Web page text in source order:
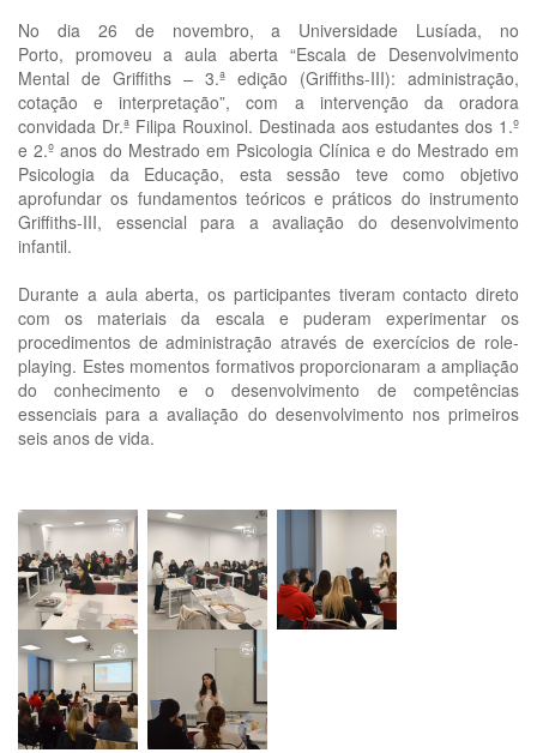
No dia 26 de novembro, a Universidade Lusíada, no
Porto, promoveu a aula aberta “Escala de Desenvolvimento
Mental de Griffiths – 3.ª edição (Griffiths-III): administração,
cotação e interpretação”, com a intervenção da oradora
convidada Dr.ª Filipa Rouxinol. Destinada aos estudantes dos 1.º
e 2.º anos do Mestrado em Psicologia Clínica e do Mestrado em
Psicologia da Educação, esta sessão teve como objetivo
aprofundar os fundamentos teóricos e práticos do instrumento
Griffiths-III, essencial para a avaliação do desenvolvimento
infantil.
Durante a aula aberta, os participantes tiveram contacto direto
com os materiais da escala e puderam experimentar os
procedimentos de administração através de exercícios de role-
playing. Estes momentos formativos proporcionaram a ampliação
do conhecimento e o desenvolvimento de competências
essenciais para a avaliação do desenvolvimento nos primeiros
seis anos de vida.